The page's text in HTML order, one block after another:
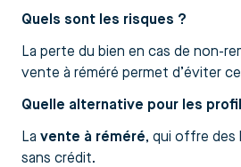
Quels sont les risques ?
La perte du bien en cas de non-
vente à réméré permet d’éviter
Quelle alternative pour les
La vente à réméré, qui offre des
sans crédit.